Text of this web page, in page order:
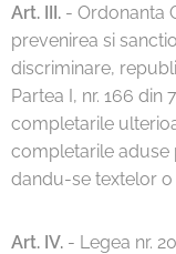
Art. III. - Ordonanta
prevenirea si
discriminare,
Partea I, nr. 166 din
completarile
completarile aduse
dandu-se textelor
Art. IV. - Legea nr.